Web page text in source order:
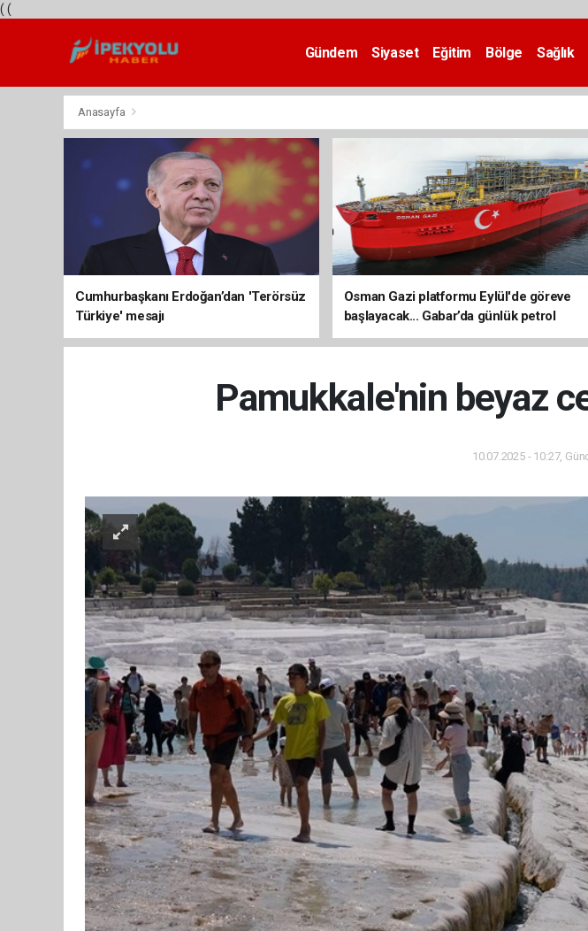
( (
Gündem Siyaset Eğitim Bölge Sağlık
Anasayfa
Cumhurbaşkanı Erdoğan’dan 'Terörsüz
Türkiye' mesajı
Osman Gazi platformu Eylül'de göreve
başlayacak... Gabar’da günlük petrol
üretimi 83 bin 200 varile ulaştı
Pamukkale'nin beyaz
10.07.2025 - 10:27,